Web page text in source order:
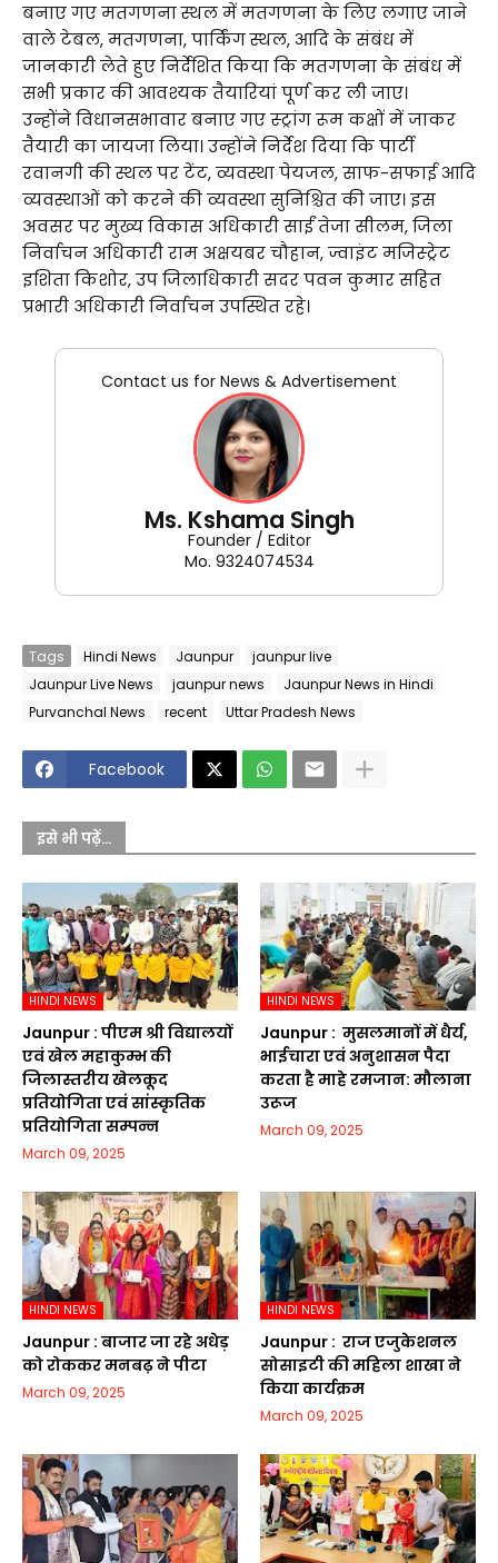
बनाए गए मतगणना स्थल में मतगणना के लिए लगाए जाने
वाले टेबल, मतगणना, पार्किंग स्थल, आदि के संबंध में
जानकारी लेते हुए निर्देशित किया कि मतगणना के संबंध में
सभी प्रकार की आवश्यक तैयारियां पूर्ण कर ली जाए।
उन्होंने विधानसभावार बनाए गए स्ट्रांग रूम कक्षों में जाकर
तैयारी का जायजा लिया। उन्होंने निर्देश दिया कि पार्टी
रवानगी की स्थल पर टेंट, व्यवस्था पेयजल, साफ-सफाई आदि
व्यवस्थाओं को करने की व्यवस्था सुनिश्चित की जाए। इस
अवसर पर मुख्य विकास अधिकारी साईं तेजा सीलम, जिला
निर्वाचन अधिकारी राम अक्षयबर चौहान, ज्वाइंट मजिस्ट्रेट
इशिता किशोर, उप जिलाधिकारी सदर पवन कुमार सहित
प्रभारी अधिकारी निर्वाचन उपस्थित रहे।
Contact us for News & Advertisement
Ms. Kshama Singh
Founder / Editor
Mo. 9324074534
Tags Hindi News Jaunpur
jaunpur live
Jaunpur Live News
jaunpur news
Jaunpur News in Hindi
Purvanchal News
recent Uttar Pradesh News
Facebook
इसे भी पढ़ें...
HINDI NEWS
Jaunpur :​ पीएम श्री विद्यालयों
एवं खेल महाकुम्भ की
जिलास्तरीय खेलकूद
प्रतियोगिता एवं सांस्कृतिक
प्रतियोगिता सम्पन्न
March 09, 2025
HINDI NEWS
Jaunpur : ​ मुसलमानों में धैर्य,
भाईचारा एवं अनुशासन पैदा
करता है माहे रमजान: मौलाना
उरूज
March 09, 2025
HINDI NEWS
Jaunpur :​ बाजार जा रहे अधेड़
को रोककर मनबढ़ ने पीटा
March 09, 2025
HINDI NEWS
Jaunpur : ​ ​राज एजुकेशनल
सोसाइटी की महिला शाखा ने
किया कार्यक्रम
March 09, 2025